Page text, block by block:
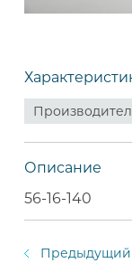
Описание
56-16-140
Предыдущий